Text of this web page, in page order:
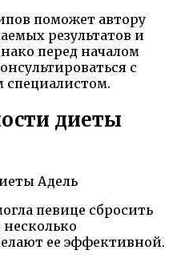
поможет автору
результатов и
перед началом
с
диеты
певице сбросить
ее эффективной.